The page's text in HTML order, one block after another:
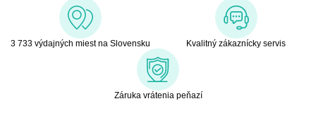
3 733 výdajných miest na Slovensku Kvalitný zákaznícky servis
Záruka vrátenia peňazí